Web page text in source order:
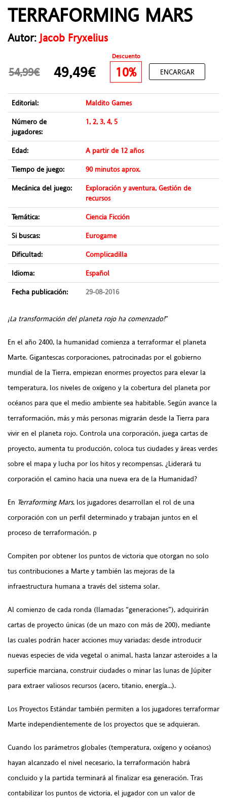
TERRAFORMING MARS
Autor:Jacob Fryxelius
Descuento
54,99€ 49,49€ 10% ENCARGAR
Editorial:
Maldito Games
Número de
jugadores:
1, 2, 3, 4, 5
Edad:
A partir de 12 años
Tiempo de juego:
90 minutos aprox.
Mecánica del juego:
Exploración y aventura, Gestión de
recursos
Temática:
Ciencia Ficción
Si buscas:
Eurogame
Dificultad:
Complicadilla
Idioma:
Español
Fecha publicación:
29-08-2016
¡La transformación del planeta rojo ha comenzado!”
En el año 2400, la humanidad comienza a terraformar el planeta
Marte. Gigantescas corporaciones, patrocinadas por el gobierno
mundial de la Tierra, empiezan enormes proyectos para elevar la
temperatura, los niveles de oxígeno y la cobertura del planeta por
océanos para que el medio ambiente sea habitable. Según avance la
terraformación, más y más personas migrarán desde la Tierra para
vivir en el planeta rojo. Controla una corporación, juega cartas de
proyecto, aumenta tu producción, coloca tus ciudades y áreas verdes
sobre el mapa y lucha por los hitos y recompensas. ¿Liderará tu
corporación el camino hacia una nueva era de la Humanidad?
En Terraforming Mars, los jugadores desarrollan el rol de una
corporación con un perfil determinado y trabajan juntos en el
proceso de terraformación. p
Compiten por obtener los puntos de victoria que otorgan no solo
tus contribuciones a Marte y también las mejoras de la
infraestructura humana a través del sistema solar.
Al comienzo de cada ronda (llamadas “generaciones”), adquirirán
cartas de proyecto únicas (de un mazo con más de 200), mediante
las cuales podrán hacer acciones muy variadas: desde introducir
nuevas especies de vida vegetal o animal, hasta lanzar asteroides a la
superficie marciana, construir ciudades o minar las lunas de Júpiter
para extraer valiosos recursos (acero, titanio, energía…).
Los Proyectos Estándar también permiten a los jugadores terraformar
Marte independientemente de los proyectos que se adquieran.
Cuando los parámetros globales (temperatura, oxígeno y océanos)
hayan alcanzado el nivel necesario, la terraformación habrá
concluido y la partida terminará al finalizar esa generación. Tras
contabilizar los puntos de victoria, el jugador con un valor de